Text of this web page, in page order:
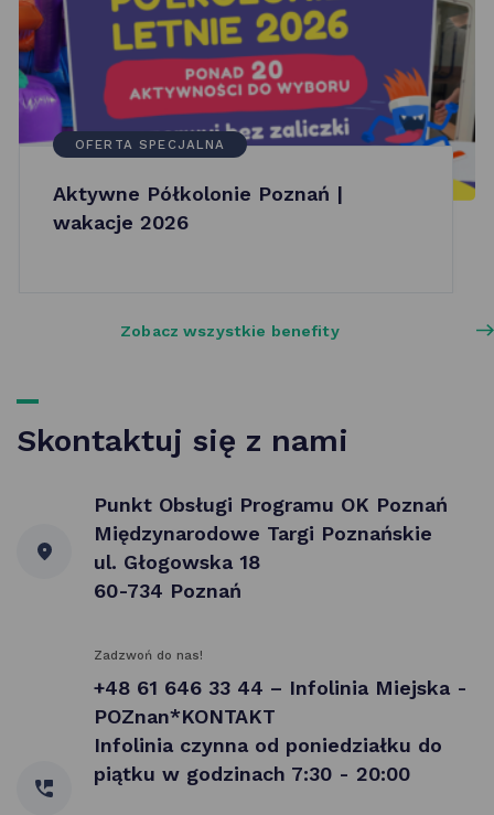
OFERTA SPECJALNA
Aktywne Półkolonie Poznań |
wakacje 2026
Zobacz wszystkie benefity
Skontaktuj się z nami
Punkt Obsługi Programu OK Poznań
Międzynarodowe Targi Poznańskie
ul. Głogowska 18
60-734 Poznań
Zadzwoń do nas!
+48 61 646 33 44 – Infolinia Miejska -
POZnan*KONTAKT
Infolinia czynna od poniedziałku do
piątku w godzinach 7:30 - 20:00